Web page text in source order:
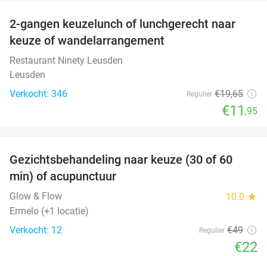
39%
2-gangen keuzelunch of lunchgerecht naar
keuze of wandelarrangement
Restaurant Ninety Leusden
Leusden
Verkocht: 346
Regulier €19,65
€11 ,95
55%
Gezichtsbehandeling naar keuze (30 of 60
min) of acupunctuur
Glow & Flow 10.0 star
Ermelo (+1 locatie)
Verkocht: 12
Regulier €49
€22